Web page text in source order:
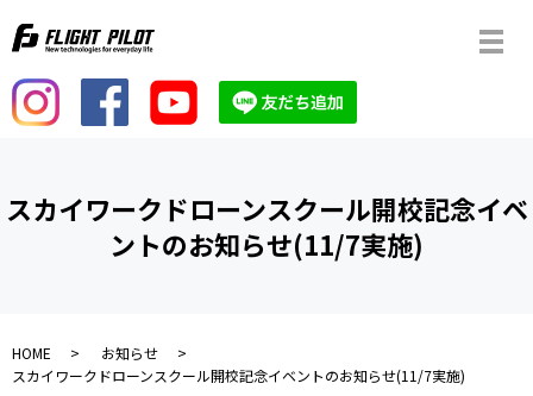
スカイワークドローンスクール開校記念イベ
ントのお知らせ(11/7実施)
HOME
お知らせ
スカイワークドローンスクール開校記念イベントのお知らせ(11/7実施)